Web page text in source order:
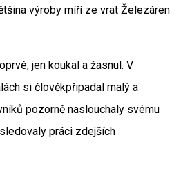
výroby míří ze vrat Železáren
jen koukal a žasnul. V
si člověkpřipadal malý a
pozorně naslouchaly svému
práci zdejších